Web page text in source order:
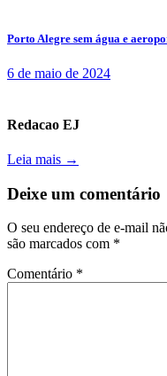
Porto Alegre sem água e
6 de maio de 2024
Redacao EJ
Leia mais →
Deixe um comentário
O seu endereço de e-mail
são marcados com *
Comentário *